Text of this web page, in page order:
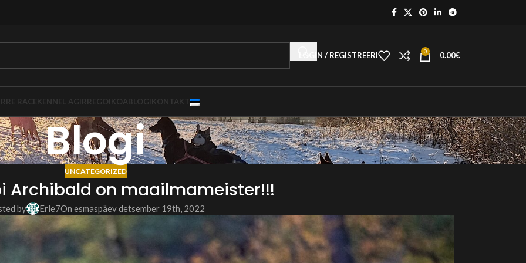
LOGIN / REGISTREERI 0 0.00€
RACEKENNEL AGIRREGOIKOABLOGIKONTAKT
Blogi
UNCATEGORIZED
Archibald on maailmameister!!!
by Erle7On esmaspäev detsember 19th, 2022